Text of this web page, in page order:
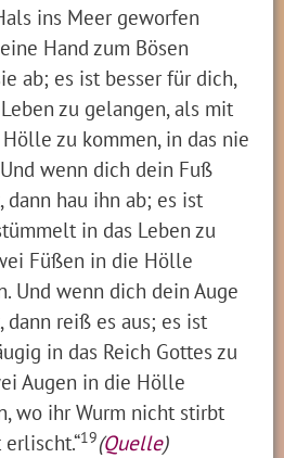
ins Meer geworfen
Hand zum Bösen
ab; es ist besser für dich,
zu gelangen, als mit
zu kommen, in das nie
wenn dich dein Fuß
hau ihn ab; es ist
in das Leben zu
Füßen in die Hölle
Und wenn dich dein Auge
reiß es aus; es ist
in das Reich Gottes zu
Augen in die Hölle
wo ihr Wurm nicht stirbt
19(Quelle)